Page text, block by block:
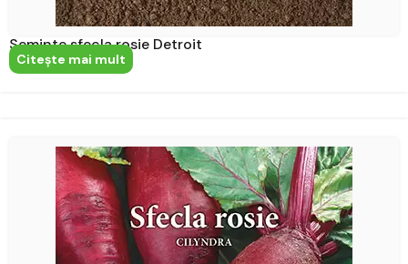
Seminte sfecla rosie Detroit
Citeşte mai mult